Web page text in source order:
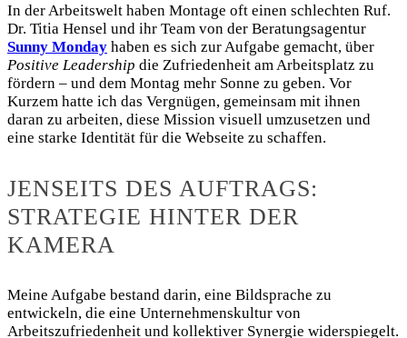
In der Arbeitswelt haben Montage oft einen schlechten Ruf.
Dr. Titia Hensel und ihr Team von der Beratungsagentur
Sunny Monday haben es sich zur Aufgabe gemacht, über
Positive Leadership die Zufriedenheit am Arbeitsplatz zu
fördern – und dem Montag mehr Sonne zu geben. Vor
Kurzem hatte ich das Vergnügen, gemeinsam mit ihnen
daran zu arbeiten, diese Mission visuell umzusetzen und
eine starke Identität für die Webseite zu schaffen.
JENSEITS DES AUFTRAGS:
STRATEGIE HINTER DER
KAMERA
Meine Aufgabe bestand darin, eine Bildsprache zu
entwickeln, die eine Unternehmenskultur von
Arbeitszufriedenheit und kollektiver Synergie widerspiegelt.